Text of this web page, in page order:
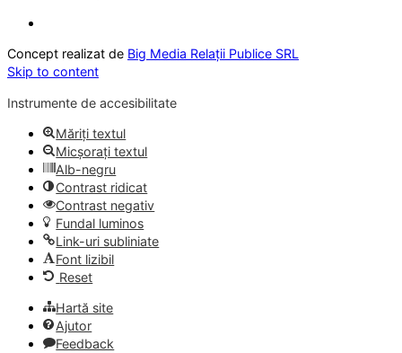
Concept realizat de Big Media Relații Publice SRL
Skip to content
Instrumente de accesibilitate
Măriți textul
Micșorați textul
Alb-negru
Contrast ridicat
Contrast negativ
Fundal luminos
Link-uri subliniate
Font lizibil
Reset
Hartă site
Ajutor
Feedback